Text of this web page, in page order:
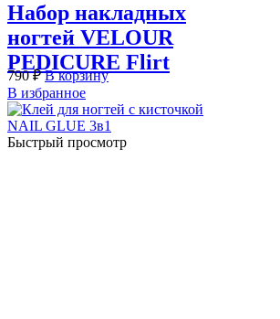
Набор накладных
ногтей VELOUR
PEDICURE Flirt
790₽ В корзину
В избранное
Быстрый просмотр